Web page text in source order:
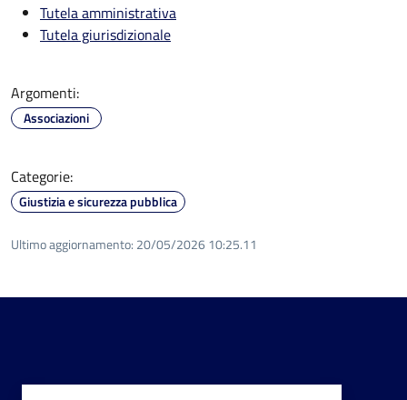
Tutela amministrativa
Tutela giurisdizionale
Argomenti:
Associazioni
Categorie:
Giustizia e sicurezza pubblica
Ultimo aggiornamento: 20/05/2026 10:25.11